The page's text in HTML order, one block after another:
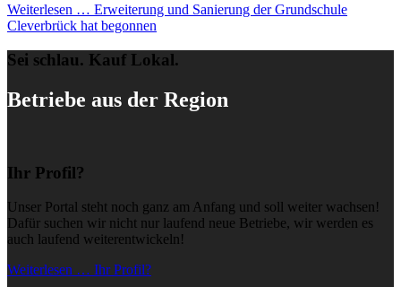
Weiterlesen … Erweiterung und Sanierung der Grundschule
Cleverbrück hat begonnen
Sei schlau. Kauf Lokal.
Betriebe aus der Region
Ihr Profil?
Unser Portal steht noch ganz am Anfang und soll weiter wachsen!
Dafür suchen wir nicht nur laufend neue Betriebe, wir werden es
auch laufend weiterentwickeln!
Weiterlesen … Ihr Profil?